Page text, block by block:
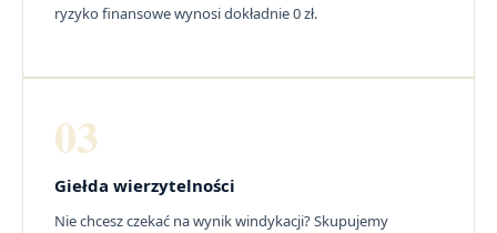
ryzyko finansowe wynosi dokładnie 0 zł.
03
Giełda wierzytelności
Nie chcesz czekać na wynik windykacji? Skupujemy